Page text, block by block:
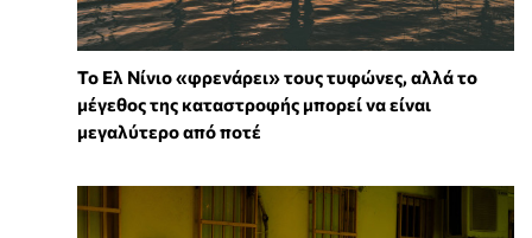
Το Ελ Νίνιο «φρενάρει» τους τυφώνες, αλλά το
μέγεθος της καταστροφής μπορεί να είναι
μεγαλύτερο από ποτέ